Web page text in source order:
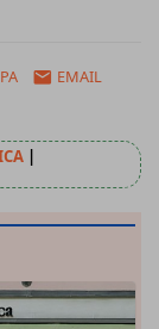
EMAIL
|